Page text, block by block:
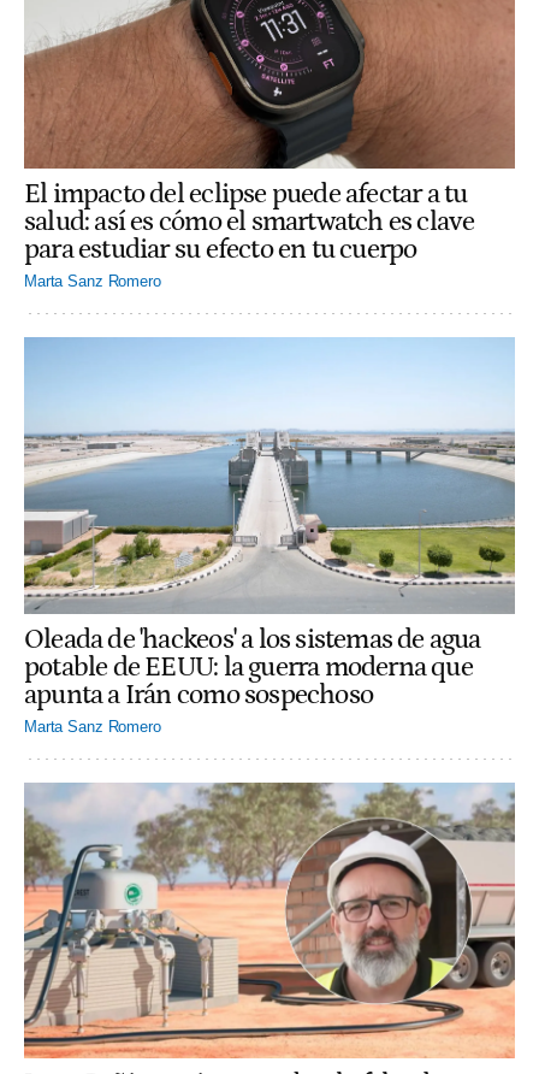
El impacto del eclipse puede afectar a tu
salud: así es cómo el smartwatch es clave
para estudiar su efecto en tu cuerpo
Marta Sanz Romero
Oleada de 'hackeos' a los sistemas de agua
potable de EEUU: la guerra moderna que
apunta a Irán como sospechoso
Marta Sanz Romero